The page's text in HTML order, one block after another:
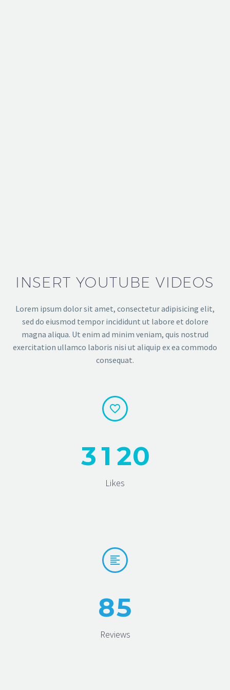
INSERT YOUTUBE VIDEOS
Lorem ipsum dolor sit amet, consectetur adipisicing elit,
sed do eiusmod tempor incididunt ut labore et dolore
magna aliqua. Ut enim ad minim veniam, quis nostrud
exercitation ullamco laboris nisi ut aliquip ex ea commodo
consequat.


31 20
Likes


85
Reviews